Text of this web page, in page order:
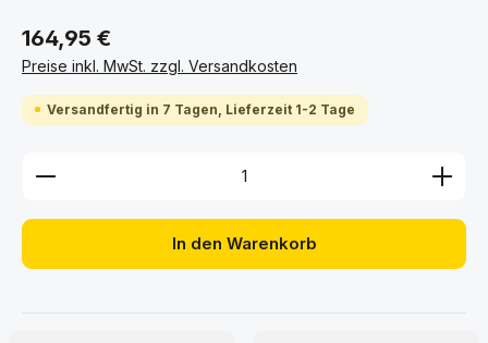
164,95 €
Preise inkl. MwSt. zzgl. Versandkosten
Versandfertig in 7 Tagen, Lieferzeit 1-2 Tage
Produkt Anzahl: Gib den gewünschten Wert ein
In den Warenkorb